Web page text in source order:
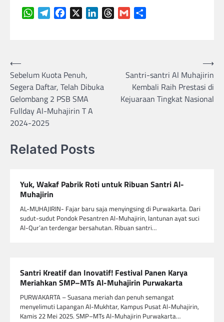
WhatsAppTelegramFacebook LinkedInThreads
Gmail
Navigasi
pos
⟵
Sebelum Kuota Penuh,
Segera Daftar, Telah Dibuka
Gelombang 2 PSB SMA
Fullday Al-Muhajirin T A
2024-2025
Santri-santri Al Muhajirin
Kembali Raih Prestasi di
Kejuaraan Tingkat Nasional
⟶
Related Posts
Yuk, Wakaf Pabrik Roti untuk Ribuan Santri Al-
Muhajirin
AL-MUHAJIRIN- Fajar baru saja menyingsing di Purwakarta. Dari
sudut-sudut Pondok Pesantren Al-Muhajirin, lantunan ayat suci
Al-Qur’an terdengar bersahutan. Ribuan santri…
Santri Kreatif dan Inovatif! Festival Panen Karya
Meriahkan SMP–MTs Al-Muhajirin Purwakarta
PURWAKARTA – Suasana meriah dan penuh semangat
menyelimuti Lapangan Al-Mukhtar, Kampus Pusat Al-Muhajirin,
Kamis 22 Mei 2025. SMP–MTs Al-Muhajirin Purwakarta…